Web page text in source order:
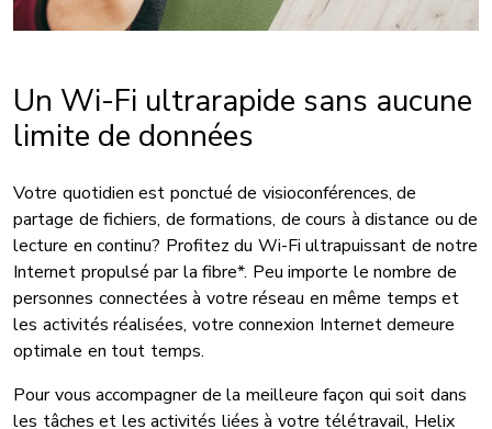
Un Wi-Fi ultrarapide sans aucune
limite de données
Votre quotidien est ponctué de visioconférences, de
partage de fichiers, de formations, de cours à distance ou de
lecture en continu? Profitez du Wi-Fi ultrapuissant de notre
Internet propulsé par la fibre*. Peu importe le nombre de
personnes connectées à votre réseau en même temps et
les activités réalisées, votre connexion Internet demeure
optimale en tout temps.
Pour vous accompagner de la meilleure façon qui soit dans
les tâches et les activités liées à votre télétravail, Helix